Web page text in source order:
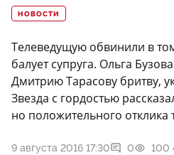
НОВОСТИ
Телеведущую обвинили в
балует супруга. Ольга
Дмитрию Тарасову бритву,
Звезда с гордостью
но положительного отклика
9 августа 2016 17:30 0 100